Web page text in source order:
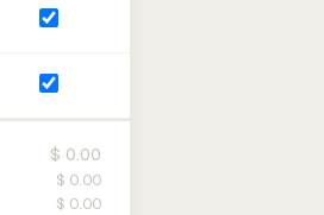
$ 0.00
$ 0.00
$ 0.00